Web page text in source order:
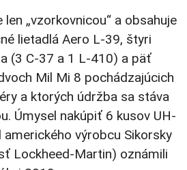
„vzorkovnicou“ a obsahuje
lietadlá Aero L-39, štyri
(3 C-37 a 1 L-410) a päť
Mil Mi 8 pochádzajúcich
a ktorých údržba sa stáva
Úmysel nakúpiť 6 kusov UH-
výrobcu Sikorsky
Lockheed-Martin) oznámili